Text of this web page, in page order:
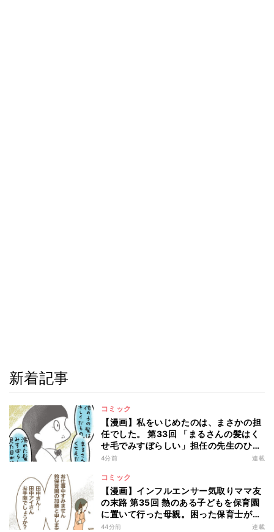
新着記事
コミック
【漫画】私をいじめたのは、まさかの担
任でした。 第33回 「まるさんの髪はく
せ毛でみすぼらしい」担任の先生のひど
い言葉にショックを受けるかと思いき
4分前 連載
コミック
【漫画】インフルエンサー気取りママ友
の末路 第35回 熱のある子どもを保育園
に置いて行った母親。困った保育士が職
場に電話してみると…?
44分前 連載